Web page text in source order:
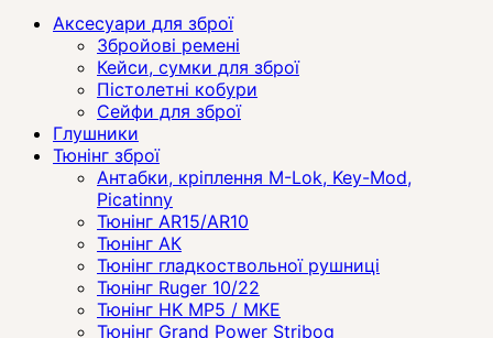
Аксесуари для зброї
Збройові ремені
Кейси, сумки для зброї
Пістолетні кобури
Сейфи для зброї
Глушники
Тюнінг зброї
Антабки, кріплення M-Lok, Key-Mod,
Picatinny
Тюнінг AR15/AR10
Тюнінг АК
Тюнінг гладкоствольної рушниці
Тюнінг Ruger 10/22
Тюнінг HK MP5 / MKE
Тюнінг Grand Power Stribog